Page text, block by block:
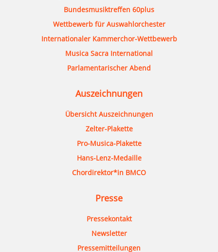
Bundesmusiktreffen 60plus
Wettbewerb für Auswahlorchester
Internationaler Kammerchor-Wettbewerb
Musica Sacra International
Parlamentarischer Abend
Auszeichnungen
Übersicht Auszeichnungen
Zelter-Plakette
Pro-Musica-Plakette
Hans-Lenz-Medaille
Chordirektor*in BMCO
Presse
Pressekontakt
Newsletter
Pressemitteilungen